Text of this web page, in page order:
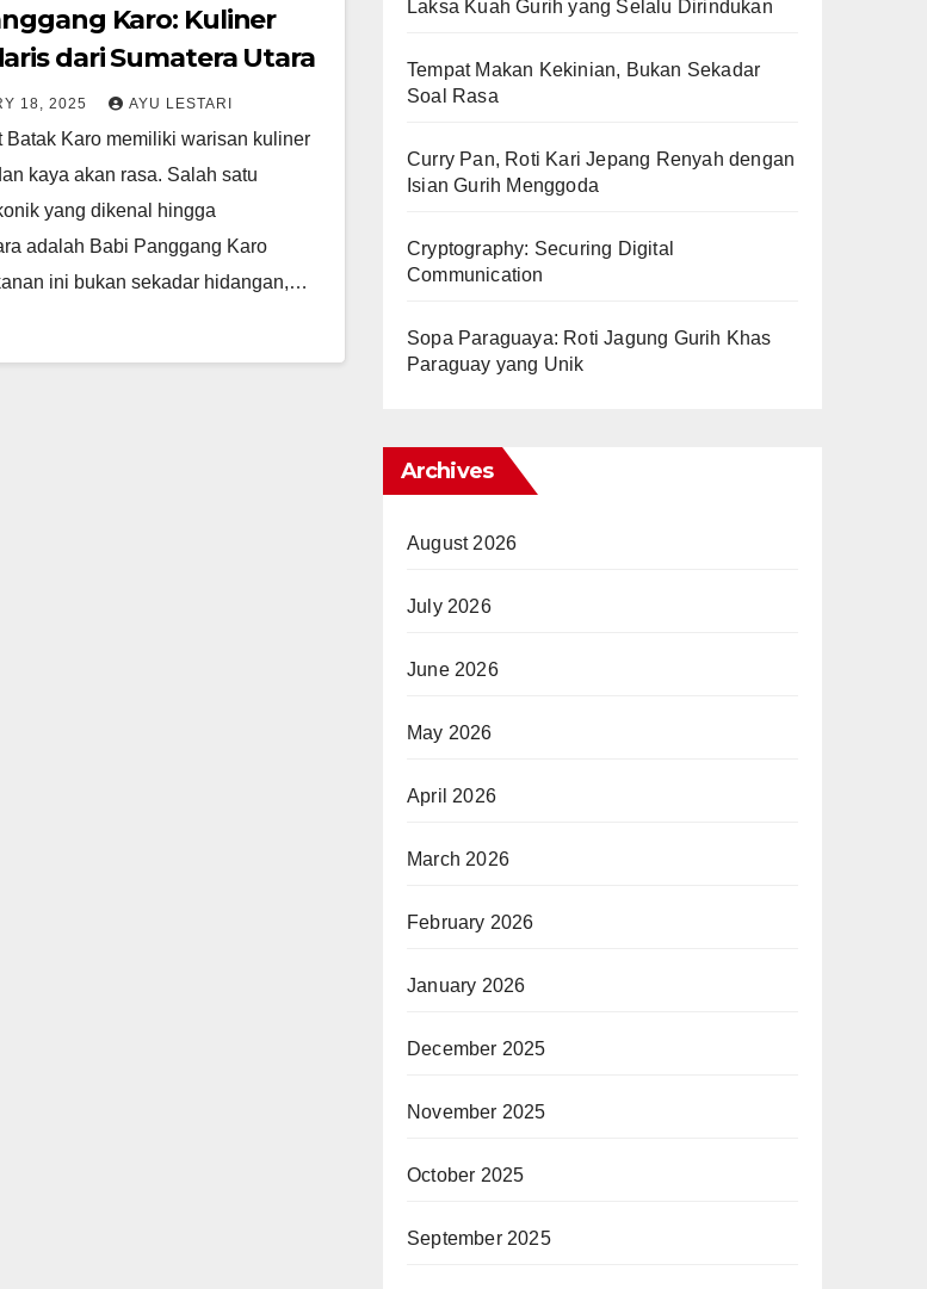
Karo: Kuliner
dari Sumatera Utara
18, 2025 AYU LESTARI
Batak Karo memiliki warisan kuliner
kaya akan rasa. Salah satu
yang dikenal hingga
adalah Babi Panggang Karo
ini bukan sekadar hidangan,…
Laksa Kuah Gurih yang Selalu Dirindukan
Tempat Makan Kekinian, Bukan Sekadar
Soal Rasa
Curry Pan, Roti Kari Jepang Renyah dengan
Isian Gurih Menggoda
Cryptography: Securing Digital
Communication
Sopa Paraguaya: Roti Jagung Gurih Khas
Paraguay yang Unik
Archives
August 2026
July 2026
June 2026
May 2026
April 2026
March 2026
February 2026
January 2026
December 2025
November 2025
October 2025
September 2025